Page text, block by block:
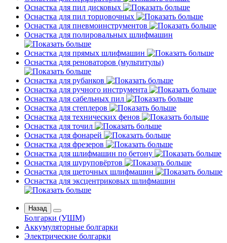
Оснастка для пил дисковых
Оснастка для пил торцовочных
Оснастка для пневмоинструментов
Оснастка для полировальных шлифмашин
Оснастка для прямых шлифмашин
Оснастка для реноваторов (мультитулы)
Оснастка для рубанков
Оснастка для ручного инструмента
Оснастка для сабельных пил
Оснастка для степлеров
Оснастка для технических фенов
Оснастка для точил
Оснастка для фонарей
Оснастка для фрезеров
Оснастка для шлифмашин по бетону
Оснастка для шуруповёртов
Оснастка для щеточных шлифмашин
Оснастка для эксцентриковых шлифмашин
Назад
Болгарки (УШМ)
Аккумуляторные болгарки
Электрические болгарки